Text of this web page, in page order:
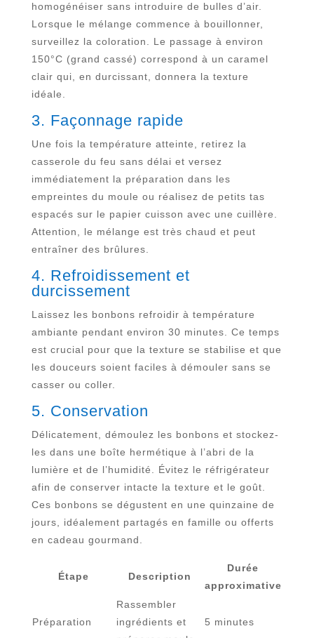
homogénéiser sans introduire de bulles d’air.
Lorsque le mélange commence à bouillonner,
surveillez la coloration. Le passage à environ
150°C (grand cassé) correspond à un caramel
clair qui, en durcissant, donnera la texture
idéale.
3. Façonnage rapide
Une fois la température atteinte, retirez la
casserole du feu sans délai et versez
immédiatement la préparation dans les
empreintes du moule ou réalisez de petits tas
espacés sur le papier cuisson avec une cuillère.
Attention, le mélange est très chaud et peut
entraîner des brûlures.
4. Refroidissement et
durcissement
Laissez les bonbons refroidir à température
ambiante pendant environ 30 minutes. Ce temps
est crucial pour que la texture se stabilise et que
les douceurs soient faciles à démouler sans se
casser ou coller.
5. Conservation
Délicatement, démoulez les bonbons et stockez-
les dans une boîte hermétique à l’abri de la
lumière et de l’humidité. Évitez le réfrigérateur
afin de conserver intacte la texture et le goût.
Ces bonbons se dégustent en une quinzaine de
jours, idéalement partagés en famille ou offerts
en cadeau gourmand.
Étape Description
Durée
approximative
Préparation
Rassembler
ingrédients et
5 minutes